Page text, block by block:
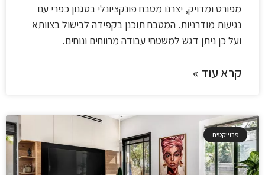
מפורט ומדויק, יצרנו מטבח פונקציונלי בסגנון כפרי עם
נגיעות מודרניות. המטבח תוכנן בקפידה לבישול בצוותא
ועל כן ניתן דגש למשטחי עבודה מרווחים ונוחים.
קרא עוד »
פרוייקטים